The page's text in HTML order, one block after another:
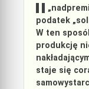
podatek
W ten
produkcję
staje się